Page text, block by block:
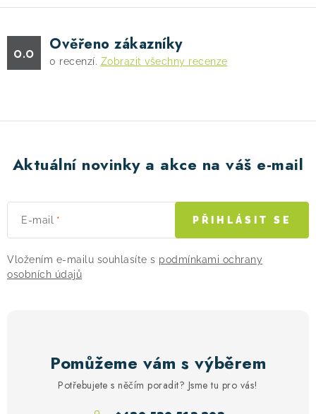
á
d
a
c
r
k
y
v
p
i
s
0.0 Ověřeno zákazníky
0 recenzí. Zobrazit všechny recenze
Aktuální novinky a akce na váš e-mail
E-mail
Vložením e-mailu souhlasíte s podmínkami ochrany
osobních údajů
PŘIHLÁSIT SE
Pomůžeme vám s výběrem
Potřebujete s něčím poradit? Jsme tu pro vás!